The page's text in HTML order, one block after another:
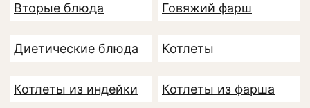
Вторые блюда Говяжий фарш
Диетические блюда Котлеты
Котлеты из индейки Котлеты из фарша